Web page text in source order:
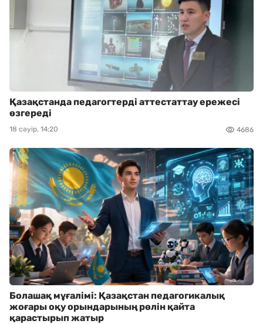
Қазақстанда педагогтерді аттестаттау ережесі
өзгереді
18 сәуір, 14:20 4686
Болашақ мұғалімі: Қазақстан педагогикалық
жоғары оқу орындарының рөлін қайта
қарастырып жатыр